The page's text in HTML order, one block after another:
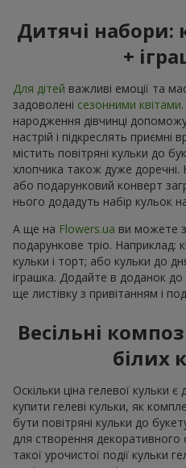
Дитячі набори:
+
Для дітей важливі емоції та
задоволені сезонними квітами
народження дівчинці
настрій і підкреслять
містить повітряні кульки до
хлопчика також дуже доречні.
або подарунковий конверт
нього додадуть набір кульок
А ще на Flowers.ua ви можете
подарункове тріо. Наприклад:
кульки і торт; або кульки до
іграшка. Додайте в доданок до
ще листівку з привітанням і
Весільні
білих
Оскільки ціна гелевої кульки
купити гелеві кульки, як
бути повітряні кульки до
для створення декоративного
такої урочистої події кульки